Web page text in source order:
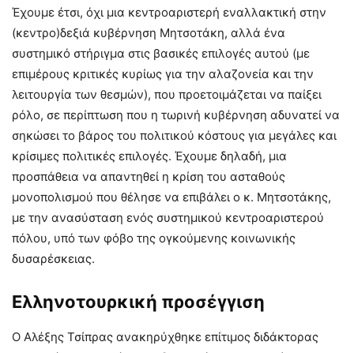
Έχουμε έτσι, όχι μια κεντροαριστερή εναλλακτική στην
(κεντρο)δεξιά κυβέρνηση Μητσοτάκη, αλλά ένα
συστημικό στήριγμα στις βασικές επιλογές αυτού (με
επιμέρους κριτικές κυρίως για την αλαζονεία και την
λειτουργία των θεσμών), που προετοιμάζεται να παίξει
ρόλο, σε περίπτωση που η τωρινή κυβέρνηση αδυνατεί να
σηκώσει το βάρος του πολιτικού κόστους για μεγάλες και
κρίσιμες πολιτικές επιλογές. Έχουμε δηλαδή, μια
προσπάθεια να απαντηθεί η κρίση του ασταθούς
μονοπολισμού που θέλησε να επιβάλει ο κ. Μητσοτάκης,
με την ανασύσταση ενός συστημικού κεντροαριστερού
πόλου, υπό των φόβο της ογκούμενης κοινωνικής
δυσαρέσκειας.
Ελληνοτουρκική προσέγγιση
Ο Αλέξης Τσίπρας ανακηρύχθηκε επίτιμος διδάκτορας